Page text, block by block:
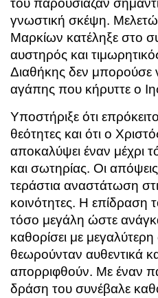
του παρουσίαζαν
γνωστική σκέψη.
Μαρκίων κατέληξε στο
αυστηρός και
Διαθήκης δεν μπορούσε
αγάπης που κήρυττε ο
Υποστήριξε ότι
θεότητες και ότι ο
αποκαλύψει έναν μέχρι
και σωτηρίας. Οι
τεράστια αναστάτωση
κοινότητες. Η επίδραση
τόσο μεγάλη ώστε
καθορίσει με
θεωρούνταν αυθεντικά
απορριφθούν. Με έναν
δράση του συνέβαλε